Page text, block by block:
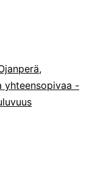
,
yhteensopivaa -